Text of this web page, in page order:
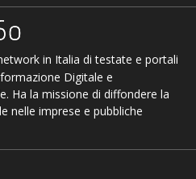
in Italia di testate e portali
Digitale e
Ha la missione di diffondere la
nelle imprese e pubbliche